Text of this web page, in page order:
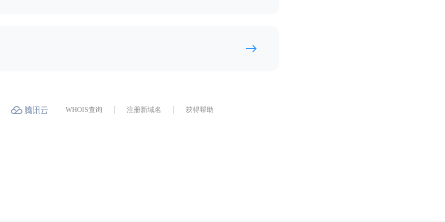
WHOIS查询 注册新域名 获得帮助